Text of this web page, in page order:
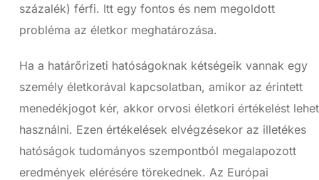
százalék) férfi. Itt egy fontos és nem megoldott
probléma az életkor meghatározása.
Ha a határőrizeti hatóságoknak kétségeik vannak egy
személy életkorával kapcsolatban, amikor az érintett
menedékjogot kér, akkor orvosi életkori értékelést lehet
használni. Ezen értékelések elvégzésekor az illetékes
hatóságok tudományos szempontból megalapozott
eredmények elérésére törekednek. Az Európai